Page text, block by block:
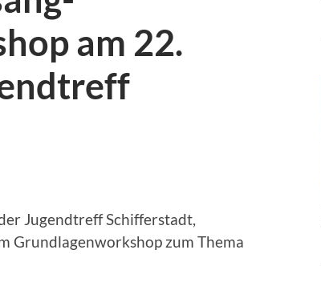
am 22.
Jugendtreff Schifferstadt,
Grundlagenworkshop zum Thema